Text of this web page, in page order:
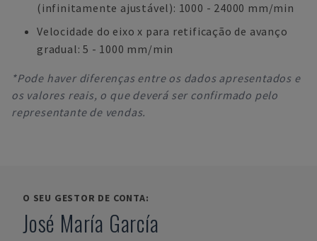
(infinitamente ajustável): 1000 - 24000 mm/min
Velocidade do eixo x para retificação de avanço
gradual: 5 - 1000 mm/min
*Pode haver diferenças entre os dados apresentados e
os valores reais, o que deverá ser confirmado pelo
representante de vendas.
O SEU GESTOR DE CONTA:
José María García